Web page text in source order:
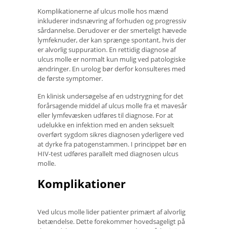
Komplikationerne af ulcus molle hos mænd
inkluderer indsnævring af forhuden og progressiv
sårdannelse. Derudover er der smerteligt hævede
lymfeknuder, der kan sprænge spontant, hvis der
er alvorlig suppuration. En rettidig diagnose af
ulcus molle er normalt kun mulig ved patologiske
ændringer. En urolog bør derfor konsulteres med
de første symptomer.
En klinisk undersøgelse af en udstrygning for det
forårsagende middel af ulcus molle fra et mavesår
eller lymfevæsken udføres til diagnose. For at
udelukke en infektion med en anden seksuelt
overført sygdom sikres diagnosen yderligere ved
at dyrke fra patogenstammen. I princippet bør en
HIV-test udføres parallelt med diagnosen ulcus
molle.
Komplikationer
Ved ulcus molle lider patienter primært af alvorlig
betændelse. Dette forekommer hovedsageligt på